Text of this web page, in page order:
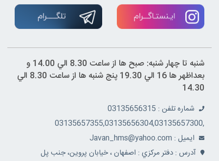
شنبه تا چهار شنبه: صبح ها از ساعت 8.30 الي 14.00 و
بعداظهر ها 16 الي 19.30 پنج شنبه ها از ساعت 8.30 الي
14.30
شماره تلفن : 03135656315
,03135657355,03135656304,03135657300
ايميل : Javan_hms@yahoo.com
آدرس : دفتر مرکزي : اصفهان ، خيابان پروين، جنب پل